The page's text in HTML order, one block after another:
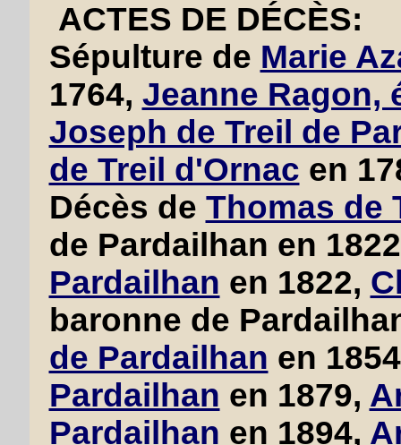
ACTES DE DÉCÈS:
Sépulture de Marie
1764, Jeanne Ragon,
Joseph de Treil de
de Treil d'Ornac en
Décès de Thomas de
de Pardailhan en
Pardailhan en 1822,
baronne de
de Pardailhan en
Pardailhan en 1879,
Pardailhan en 1894,